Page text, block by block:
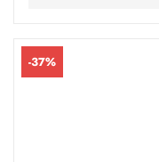
-37%